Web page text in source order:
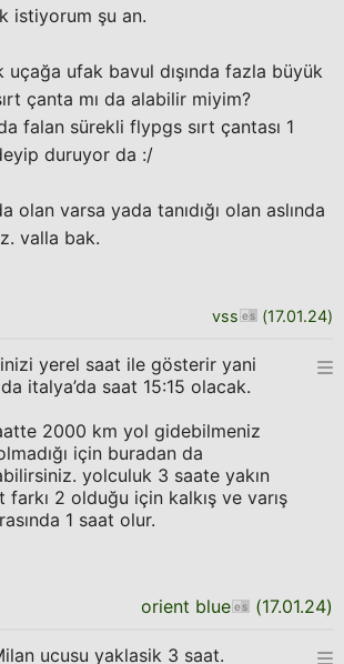
istiyorum şu an.
uçağa ufak bavul dışında fazla büyük
çanta mı da alabilir miyim?
falan sürekli flypgs sırt çantası 1
duruyor da :/
olan varsa yada tanıdığı olan aslında
valla bak.
vss (17.01.24)
yerel saat ile gösterir yani
italya’da saat 15:15 olacak.
2000 km yol gidebilmeniz
için buradan da
yolculuk 3 saate yakın
farkı 2 olduğu için kalkış ve varış
1 saat olur.
orient blue (17.01.24)
ucusu yaklasik 3 saat.